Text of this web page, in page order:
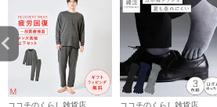
ココチのくらし雑貨店 ココチのくらし雑貨店